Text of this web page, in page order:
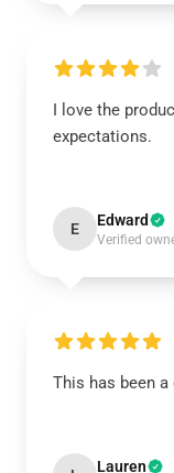
I love the
expectations.
E Edward
Verified
This has been
Lauren